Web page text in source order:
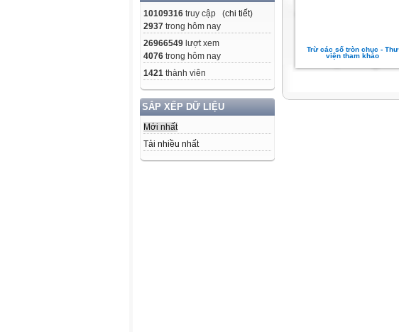
10109316 truy cập (chi tiết)
2937 trong hôm nay
26966549 lượt xem
4076 trong hôm nay
1421 thành viên
SẮP XẾP DỮ LIỆU
Mới nhất
Tải nhiều nhất
Trừ các số tròn chục - Thư
viện tham khảo